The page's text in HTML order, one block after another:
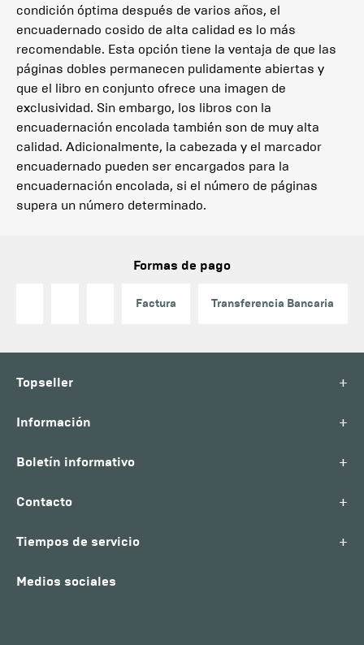
condición óptima después de varios años, el
encuadernado cosido de alta calidad es lo más
recomendable. Esta opción tiene la ventaja de que las
páginas dobles permanecen pulidamente abiertas y
que el libro en conjunto ofrece una imagen de
exclusividad. Sin embargo, los libros con la
encuadernación encolada también son de muy alta
calidad. Adicionalmente, la cabezada y el marcador
encuadernado pueden ser encargados para la
encuadernación encolada, si el número de páginas
supera un número determinado.
Formas de pago
Factura Transferencia Bancaria
Topseller +
Información +
Boletín informativo +
Contacto +
Tiempos de servicio +
Medios sociales